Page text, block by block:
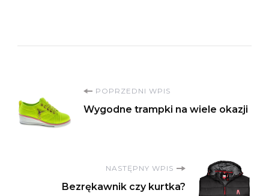
Nawigacja
wpisu
POPRZEDNI WPIS
Wygodne trampki na wiele okazji
NASTĘPNY WPIS
Bezrękawnik czy kurtka?